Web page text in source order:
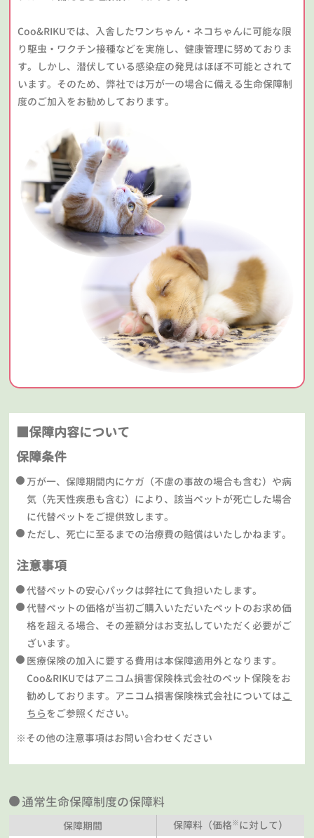
Coo&RIKUでは、入舎したワンちゃん・ネコちゃんに可能な限
り駆虫・ワクチン接種などを実施し、健康管理に努めておりま
す。しかし、潜伏している感染症の発見はほぼ不可能とされて
います。そのため、弊社では万が一の場合に備える生命保障制
度のご加入をお勧めしております。
■保障内容について
保障条件
万が一、保障期間内にケガ（不慮の事故の場合も含む）や病
気（先天性疾患も含む）により、該当ペットが死亡した場合
に代替ペットをご提供致します。
ただし、死亡に至るまでの治療費の賠償はいたしかねます。
注意事項
代替ペットの安心パックは弊社にて負担いたします。
代替ペットの価格が当初ご購入いただいたペットのお求め価
格を超える場合、その差額分はお支払していただく必要がご
ざいます。
医療保険の加入に要する費用は本保障適用外となります。
Coo&RIKUではアニコム損害保険株式会社のペット保険をお
勧めしております。アニコム損害保険株式会社についてはこ
ちらをご参照ください。
※その他の注意事項はお問い合わせください
通常生命保障制度の保障料
保障期間 保障料（価格※に対して）